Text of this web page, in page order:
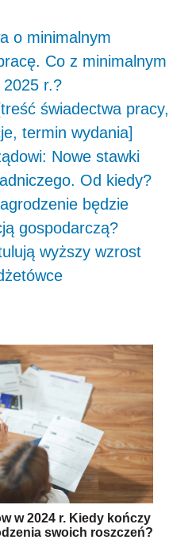
o minimalnym
Co z minimalnym
r.?
świadectwa pracy,
termin wydania]
Nowe stawki
Od kiedy?
będzie
gospodarczą?
wyższy wzrost
w 2024 r. Kiedy kończy
swoich roszczeń?